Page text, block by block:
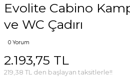
Evolite Cabino
ve WC Çadırı
0 Yorum
2.193,75 TL
219,38 TL den başlayan taksitlerle!!